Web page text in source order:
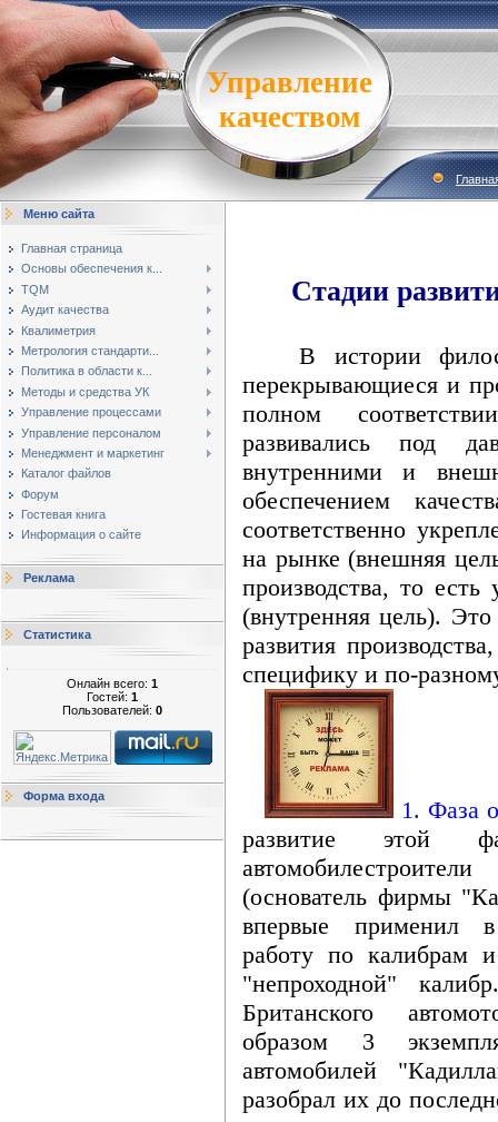
Управление
качеством
Меню сайта
Главная страница
Основы обеспечения к...
TQM
Аудит качества
Квалиметрия
Метрология стандарти...
Политика в области к...
Методы и средства УК
Управление процессами
Управление персоналом
Менеджмент и маркетинг
Каталог файлов
Форум
Гостевая книга
Информация о сайте
Реклама
Статистика
Онлайн всего: 1
Гостей: 1
Пользователей: 0
Форма входа
Стадии
В истории
перекрывающиеся и
полном
развивались под
внутренними и
обеспечением
соответственно
на рынке (внешняя
производства, то
(внутренняя цель).
развития
специфику и по-
1. Фаза
развитие этой
(основатель фирмы
впервые применил в
работу по калибрам
"непроходной"
Британского
образом 3
автомобилей
разобрал их до